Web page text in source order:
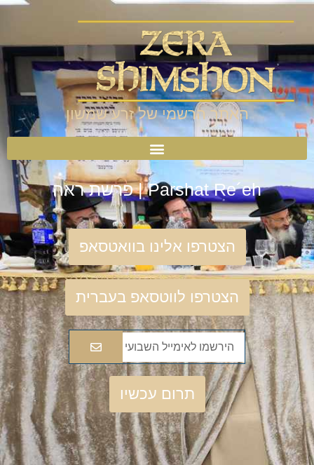
האתר הרשמי של זרע שמשון
Parshat Re´eh | פרשת ראה
הצטרפו אלינו בוואטסאפ
הצטרפו לווטסאפ בעברית
תרום עכשיו